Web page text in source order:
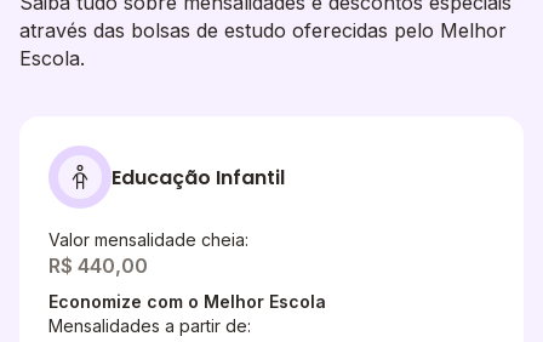
através das bolsas de estudo oferecidas pelo Melhor
Escola.
Educação Infantil
Valor mensalidade cheia:
R$ 440,00
Economize com o Melhor Escola
Mensalidades a partir de: